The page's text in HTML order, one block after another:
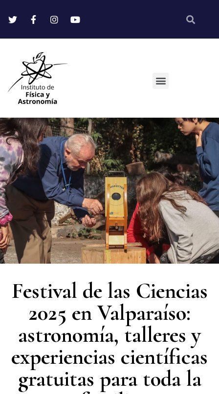
Festival de las Ciencias
2025 en Valparaíso:
astronomía, talleres y
experiencias científicas
gratuitas para toda la